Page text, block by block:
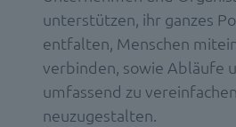
unterstützen, ihr ganzes
entfalten, Menschen
verbinden, sowie Abläufe
umfassend zu
neuzugestalten.